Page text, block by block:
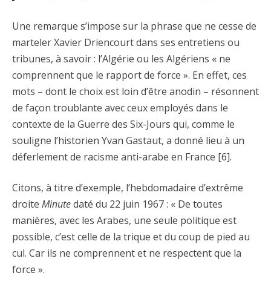
Une remarque s’impose sur la phrase que ne cesse de
marteler Xavier Driencourt dans ses entretiens ou
tribunes, à savoir : l’Algérie ou les Algériens « ne
comprennent que le rapport de force ». En effet, ces
mots – dont le choix est loin d’être anodin – résonnent
de façon troublante avec ceux employés dans le
contexte de la Guerre des Six-Jours qui, comme le
souligne l’historien Yvan Gastaut, a donné lieu à un
déferlement de racisme anti-arabe en France [6].
Citons, à titre d’exemple, l’hebdomadaire d’extrême
droite Minutedaté du 22 juin 1967 : « De toutes
manières, avec les Arabes, une seule politique est
possible, c’est celle de la trique et du coup de pied au
cul. Car ils ne comprennent et ne respectent que la
force ».